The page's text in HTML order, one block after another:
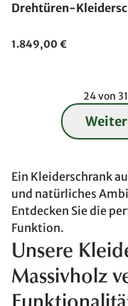
Drehtüren-
1.849,00 €
24 von
Ein Kleiderschrank
und natürliches
Entdecken Sie die
Funktion.
Unsere
Massivholz